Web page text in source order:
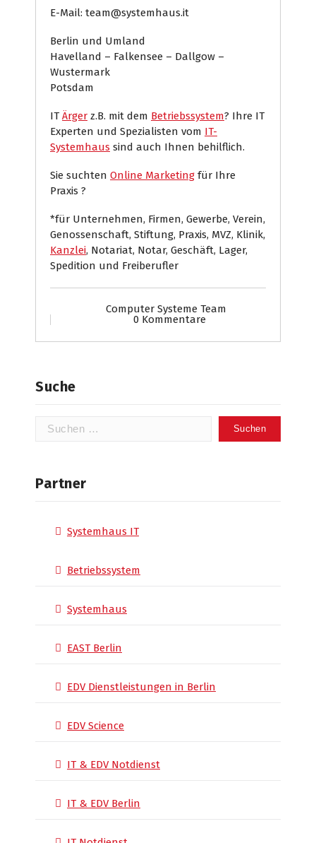
E-Mail: team@systemhaus.it
Berlin und Umland
Havelland – Falkensee – Dallgow –
Wustermark
Potsdam
IT Ärger z.B. mit dem Betriebssystem? Ihre IT
Experten und Spezialisten vom IT-
Systemhaus sind auch Ihnen behilflich.
Sie suchten Online Marketing für Ihre
Praxis ?
*für Unternehmen, Firmen, Gewerbe, Verein,
Genossenschaft, Stiftung, Praxis, MVZ, Klinik,
Kanzlei, Notariat, Notar, Geschäft, Lager,
Spedition und Freiberufler
Computer Systeme Team
0 Kommentare
Suche
Suchen
Partner
Systemhaus IT
Betriebssystem
Systemhaus
EAST Berlin
EDV Dienstleistungen in Berlin
EDV Science
IT & EDV Notdienst
IT & EDV Berlin